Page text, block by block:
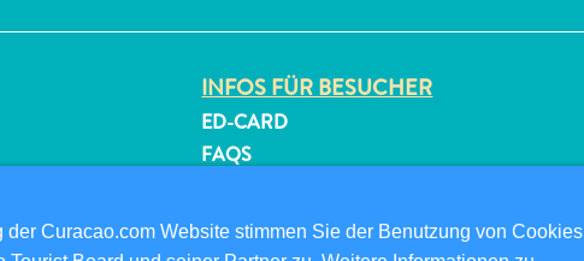
INFOS FÜR BESUCHER
ED-CARD
FAQS
EVENTS
ONLINE-BROSCHÜRE
der Curacao.com Website stimmen Sie der Benutzung von Cookies